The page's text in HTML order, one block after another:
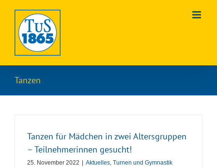
springen
Tanzen
Tanzen für Mädchen in zwei Altersgruppen
– Teilnehmerinnen gesucht!
25. November 2022 Aktuelles, Turnen und Gymnastik